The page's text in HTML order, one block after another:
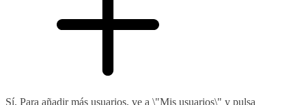
Sí. Para añadir más usuarios, ve a \"Mis usuarios\" y pulsa